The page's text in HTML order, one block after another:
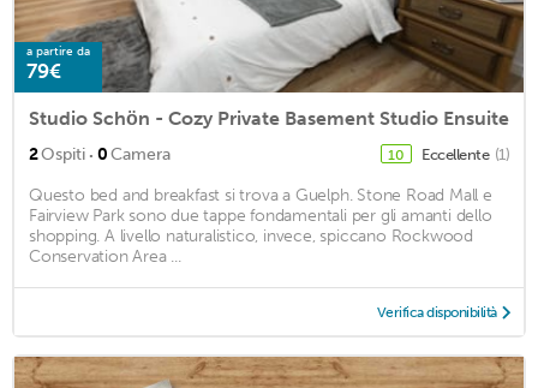
a partire da
79€
Studio Schön - Cozy Private Basement Studio Ensuite
2Ospiti · 0Camera 10 Eccellente (1)
Questo bed and breakfast si trova a Guelph. Stone Road Mall e
Fairview Park sono due tappe fondamentali per gli amanti dello
shopping. A livello naturalistico, invece, spiccano Rockwood
Conservation Area ...
Verifica disponibilità